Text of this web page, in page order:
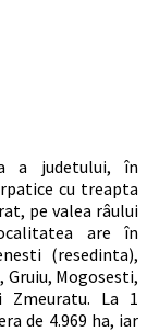
a judetului, în
cu treapta
pe valea râului
are în
(resedinta),
Gruiu, Mogosesti,
Zmeuratu. La 1
de 4.969 ha, iar